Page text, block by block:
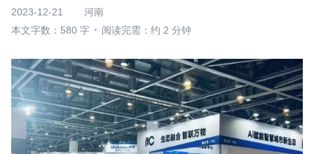
2023-12-21
河南
本文字数：580 字
阅读完需：约 2 分钟